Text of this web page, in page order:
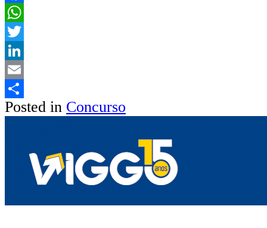
Facebook
WhatsApp
Twitter
LinkedIn
Email
Share
Posted in Concurso